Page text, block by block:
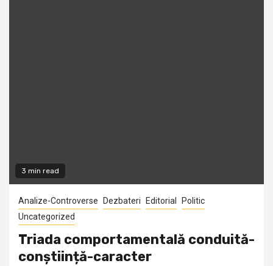
3 min read
Analize-Controverse Dezbateri Editorial
Politic
Uncategorized
Triada comportamentală conduită-
conștiință-caracter